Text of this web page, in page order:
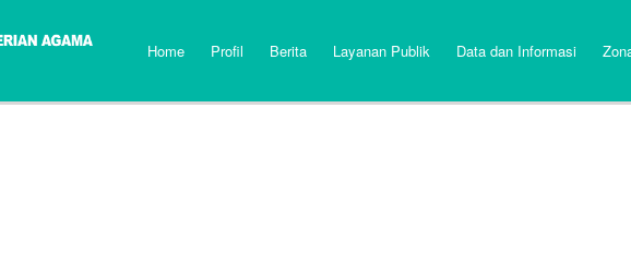
Home Profil Berita Layanan Publik Data dan Informasi